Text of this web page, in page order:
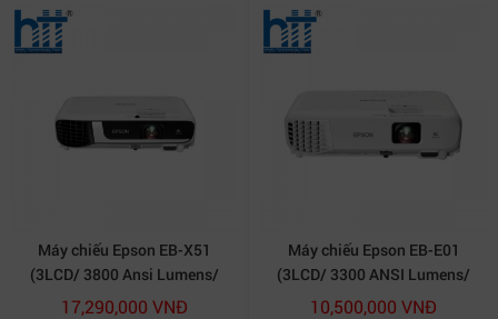
Máy chiếu Epson EB-X51
(3LCD/ 3800 Ansi Lumens/
XGA)
17,290,000 VNĐ
Máy chiếu Epson EB-E01
(3LCD/ 3300 ANSI Lumens/
XGA)
10,500,000 VNĐ